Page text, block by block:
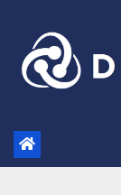
content